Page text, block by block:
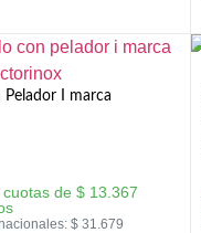
I marca
de $ 13.367
$ 31.679